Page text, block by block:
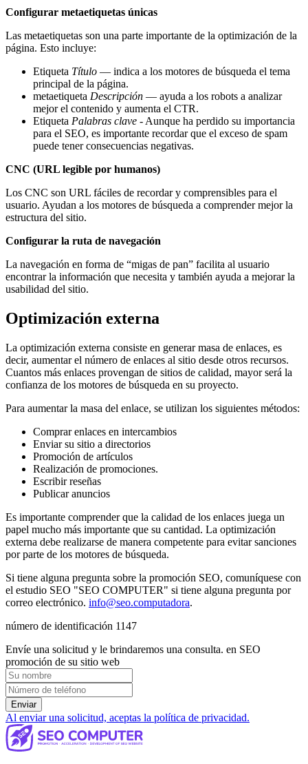
Configurar metaetiquetas únicas
Las metaetiquetas son una parte importante de la optimización de la
página. Esto incluye:
Etiqueta Título — indica a los motores de búsqueda el tema
principal de la página.
metaetiqueta Descripción — ayuda a los robots a analizar
mejor el contenido y aumenta el CTR.
Etiqueta Palabras clave - Aunque ha perdido su importancia
para el SEO, es importante recordar que el exceso de spam
puede tener consecuencias negativas.
CNC (URL legible por humanos)
Los CNC son URL fáciles de recordar y comprensibles para el
usuario. Ayudan a los motores de búsqueda a comprender mejor la
estructura del sitio.
Configurar la ruta de navegación
La navegación en forma de “migas de pan” facilita al usuario
encontrar la información que necesita y también ayuda a mejorar la
usabilidad del sitio.
Optimización externa
La optimización externa consiste en generar masa de enlaces, es
decir, aumentar el número de enlaces al sitio desde otros recursos.
Cuantos más enlaces provengan de sitios de calidad, mayor será la
confianza de los motores de búsqueda en su proyecto.
Para aumentar la masa del enlace, se utilizan los siguientes métodos:
Comprar enlaces en intercambios
Enviar su sitio a directorios
Promoción de artículos
Realización de promociones.
Escribir reseñas
Publicar anuncios
Es importante comprender que la calidad de los enlaces juega un
papel mucho más importante que su cantidad. La optimización
externa debe realizarse de manera competente para evitar sanciones
por parte de los motores de búsqueda.
Si tiene alguna pregunta sobre la promoción SEO, comuníquese con
el estudio SEO "SEO COMPUTER" si tiene alguna pregunta por
correo electrónico. info@seo.computadora.
número de identificación 1147
Envíe una solicitud y le brindaremos una consulta. en SEO
promoción de su sitio web
Enviar
Al enviar una solicitud, aceptas la política de privacidad.